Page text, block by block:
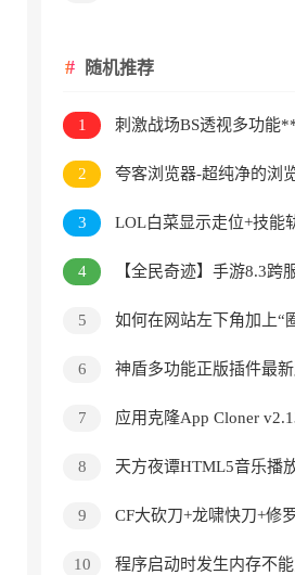
随机推荐
1 刺激战场BS透视多功能
2 夸客浏览器-超纯净的浏
3 LOL白菜显示走位+技能
4
【全民奇迹】手游8.3跨
5
如何在网站左下角加上“
6
神盾多功能正版插件最
7 应用克隆App Cloner
8 天方夜谭HTML5音乐播
9 CF大砍刀+龙啸快刀+修
10
程序启动时发生内存不